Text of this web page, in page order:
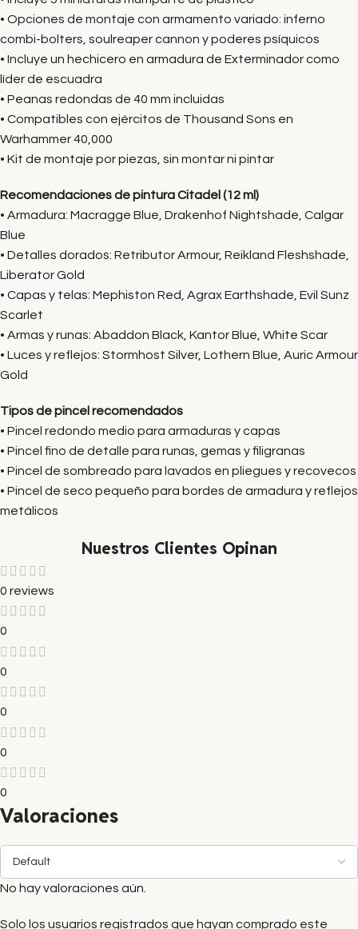
• Opciones de montaje con armamento variado: inferno
combi-bolters, soulreaper cannon y poderes psíquicos
• Incluye un hechicero en armadura de Exterminador como
líder de escuadra
• Peanas redondas de 40 mm incluidas
• Compatibles con ejércitos de Thousand Sons en
Warhammer 40,000
• Kit de montaje por piezas, sin montar ni pintar
Recomendaciones de pintura Citadel (12 ml)
• Armadura: Macragge Blue, Drakenhof Nightshade, Calgar
Blue
• Detalles dorados: Retributor Armour, Reikland Fleshshade,
Liberator Gold
• Capas y telas: Mephiston Red, Agrax Earthshade, Evil Sunz
Scarlet
• Armas y runas: Abaddon Black, Kantor Blue, White Scar
• Luces y reflejos: Stormhost Silver, Lothern Blue, Auric Armour
Gold
Tipos de pincel recomendados
• Pincel redondo medio para armaduras y capas
• Pincel fino de detalle para runas, gemas y filigranas
• Pincel de sombreado para lavados en pliegues y recovecos
• Pincel de seco pequeño para bordes de armadura y reflejos
metálicos
Nuestros Clientes Opinan
0 reviews
0
0
0
0
0
Valoraciones
No hay valoraciones aún.
Solo los usuarios registrados que hayan comprado este